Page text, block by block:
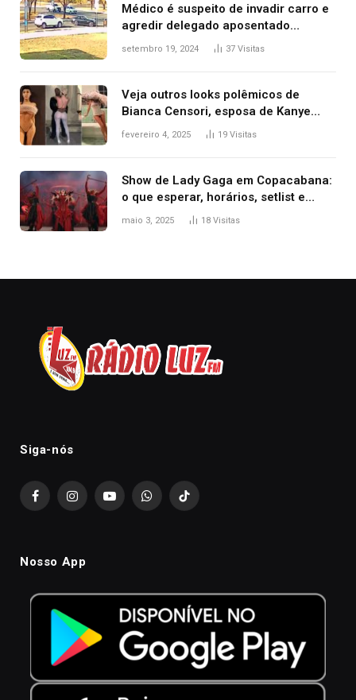
Médico é suspeito de invadir carro e
agredir delegado aposentado
durante confusão no trânsito
setembro 19, 2024 37 Visitas
Veja outros looks polêmicos de
Bianca Censori, esposa de Kanye
West que apareceu nua no Grammy
fevereiro 4, 2025 19 Visitas
Show de Lady Gaga em Copacabana:
o que esperar, horários, setlist e
onde assistir
maio 3, 2025 18 Visitas
Siga-nós
FacebookInstagramYouTubeWhatsAppTikTok
Nosso App